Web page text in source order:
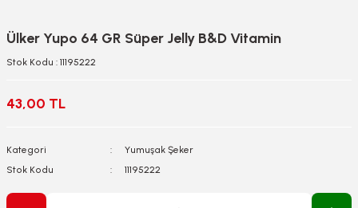
Ülker Yupo 64 GR Süper Jelly B&D Vitamin
Stok Kodu : 11195222
43,00 TL
Kategori
Yumuşak Şeker
Stok Kodu
11195222